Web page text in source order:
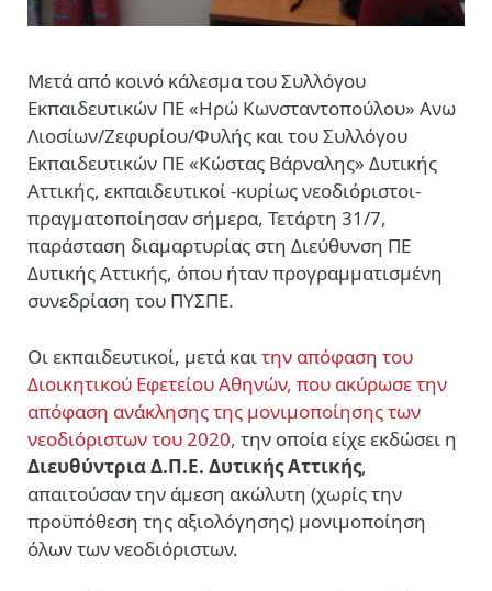
Μετά από κοινό κάλεσμα του Συλλόγου
Εκπαιδευτικών ΠΕ «Ηρώ Κωνσταντοπούλου» Ανω
Λιοσίων/Ζεφυρίου/Φυλής και του Συλλόγου
Εκπαιδευτικών ΠΕ «Κώστας Βάρναλης» Δυτικής
Αττικής, εκπαιδευτικοί -κυρίως νεοδιόριστοι-
πραγματοποίησαν σήμερα, Τετάρτη 31/7,
παράσταση διαμαρτυρίας στη Διεύθυνση ΠΕ
Δυτικής Αττικής, όπου ήταν προγραμματισμένη
συνεδρίαση του ΠΥΣΠΕ.
Οι εκπαιδευτικοί, μετά καιτην απόφαση του
Διοικητικού Εφετείου Αθηνών, που ακύρωσε την
απόφαση ανάκλησης της μονιμοποίησης των
νεοδιόριστων του 2020, την οποία είχε εκδώσει η
Διευθύντρια Δ.Π.Ε. Δυτικής Αττικής,
απαιτούσαν την άμεση ακώλυτη (χωρίς την
προϋπόθεση της αξιολόγησης) μονιμοποίηση
όλων των νεοδιόριστων.